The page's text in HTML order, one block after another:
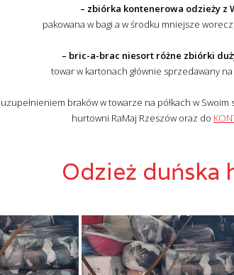
– zbiórka kontenerowa odzieży z
pakowana w bagi a w środku mniejsze
– bric-a-brac niesort różne zbiórki
towar w kartonach głównie sprzedawany na
braków w towarze na półkach w
hurtowni RaMaj Rzeszów oraz do
Odzież duńska